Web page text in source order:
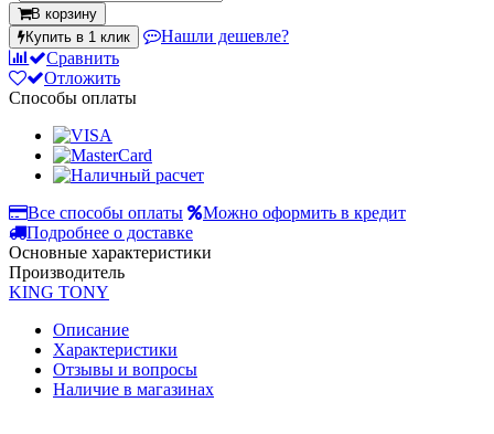
В корзину
Купить в 1 клик
Нашли дешевле?
Сравнить
Отложить
Способы оплаты
Все способы оплаты
Можно оформить в кредит
Подробнее о доставке
Основные характеристики
Производитель
KING TONY
Описание
Характеристики
Отзывы и вопросы
Наличие в магазинах